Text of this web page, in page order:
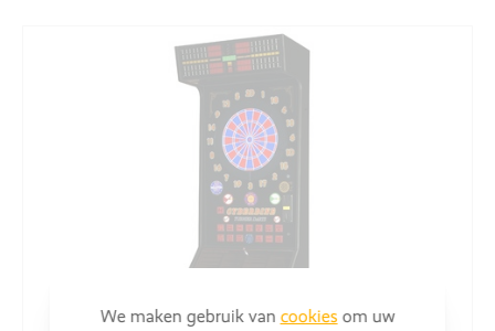
We maken gebruik van cookies om uw